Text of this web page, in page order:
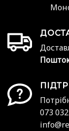
073